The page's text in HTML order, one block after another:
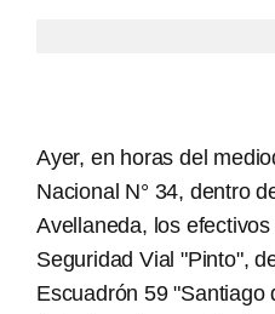
Ayer, en horas del
Nacional N° 34, dentro
Avellaneda, los
Seguridad Vial "Pinto",
Escuadrón 59 "Santiago